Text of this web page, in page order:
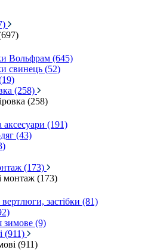
Вольфрам (645)
свинець (52)
(258)
(258)
аксесуари (191)
(43)
(173)
монтаж (173)
застібки (81)
зимове (9)
(911)
(911)